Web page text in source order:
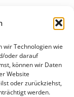
wir Technologien wie
oder darauf
können wir Daten
Website
oder zurückziehst,
werden.